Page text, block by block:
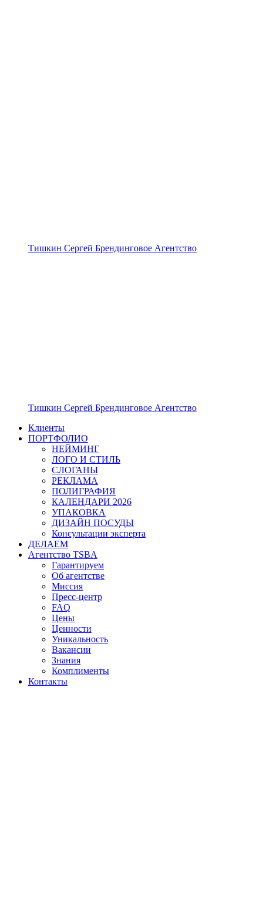
Тишкин Сергей Брендинговое Агентство
Тишкин Сергей Брендинговое Агентство
Клиенты
ПОРТФОЛИО
НЕЙМИНГ
ЛОГО И СТИЛЬ
СЛОГАНЫ
РЕКЛАМА
ПОЛИГРАФИЯ
КАЛЕНДАРИ 2026
УПАКОВКА
ДИЗАЙН ПОСУДЫ
Консультации эксперта
ДЕЛАЕМ
Агентство TSBA
Гарантируем
Об агентстве
Миссия
Пресс-центр
FAQ
Цены
Ценности
Уникальность
Вакансии
Знания
Комплименты
Контакты